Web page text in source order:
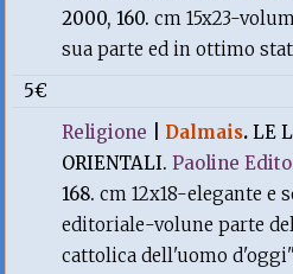
2000, 160.cm 15x23-
sua parte ed in ottimo
5€
Religione
Dalmais.LE
ORIENTALI.Paoline
168.cm 12x18-elegante e
editoriale-volune parte
cattolica dell'uomo